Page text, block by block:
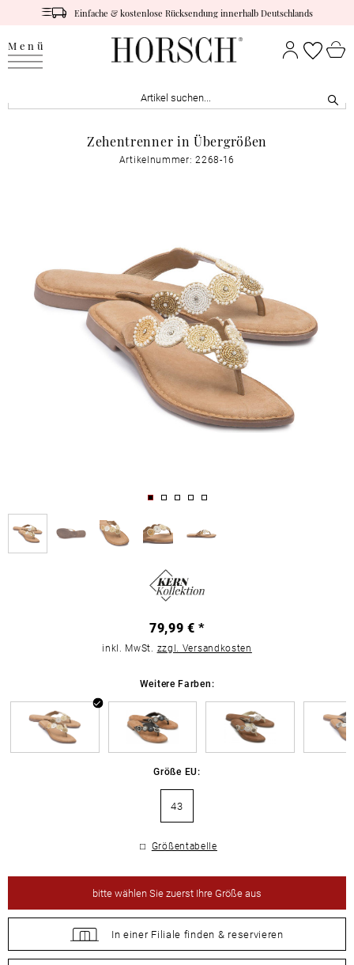
Einfache & kostenlose Rücksendung innerhalb Deutschlands
Menü
Zehentrenner in Übergrößen
Artikelnummer: 2268-16
79,99 € *
inkl. MwSt. zzgl. Versandkosten
Weitere Farben:
Größe EU:
43
Größentabelle
bittewählen Sie zuerst Ihre Größe aus
In einer Filiale finden & reservieren